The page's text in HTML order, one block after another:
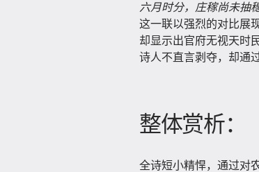
六月时分，庄稼尚未抽
这一联以强烈的对比展
却显示出官府无视天时
诗人不直言剥夺，却通
整体赏析：
全诗短小精悍，通过对